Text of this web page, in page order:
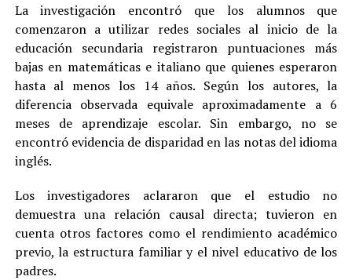
La investigación encontró que los alumnos que
comenzaron a utilizar redes sociales al inicio de la
educación secundaria registraron puntuaciones más
bajas en matemáticas e italiano que quienes esperaron
hasta al menos los 14 años. Según los autores, la
diferencia observada equivale aproximadamente a 6
meses de aprendizaje escolar. Sin embargo, no se
encontró evidencia de disparidad en las notas del idioma
inglés.
Los investigadores aclararon que el estudio no
demuestra una relación causal directa; tuvieron en
cuenta otros factores como el rendimiento académico
previo, la estructura familiar y el nivel educativo de los
padres.